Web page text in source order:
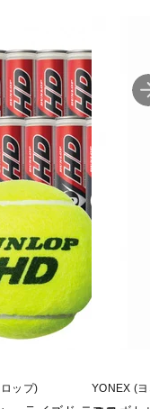
ップ) YONEX (